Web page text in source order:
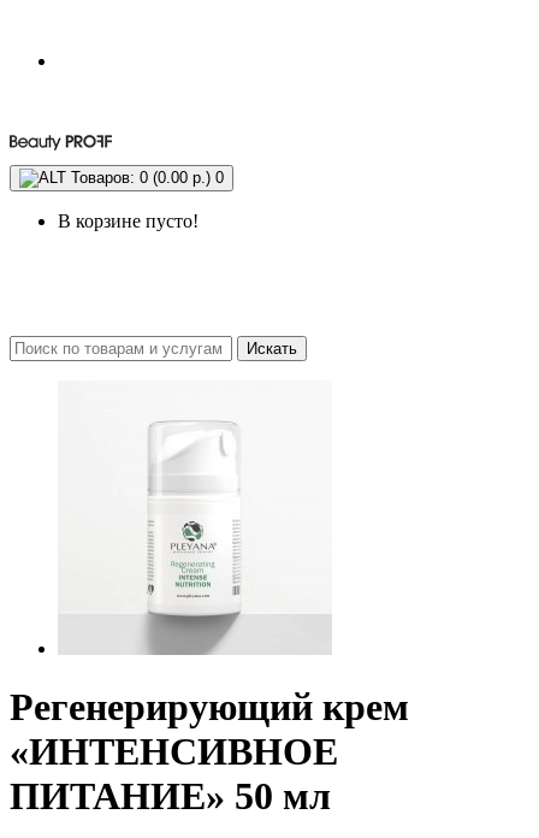
Товаров: 0 (0.00 р.) 0
В корзине пусто!
Искать
Регенерирующий крем
«ИНТЕНСИВНОЕ
ПИТАНИЕ» 50 мл